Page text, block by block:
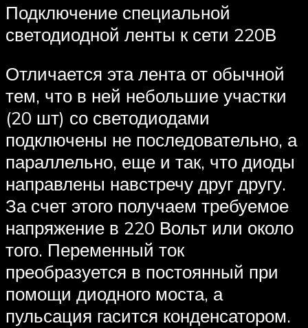
Подключение специальной
светодиодной ленты к сети 220В
Отличается эта лента от обычной
тем, что в ней небольшие участки
(20 шт) со светодиодами
подключены не последовательно, а
параллельно, еще и так, что диоды
направлены навстречу друг другу.
За счет этого получаем требуемое
напряжение в 220 Вольт или около
того. Переменный ток
преобразуется в постоянный при
помощи диодного моста, а
пульсация гасится конденсатором.